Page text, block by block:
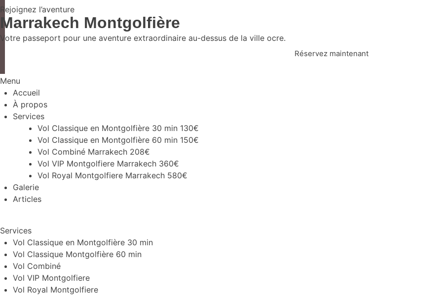
Rejoignez l’aventure
Marrakech Montgolfière
Votre passeport pour une aventure extraordinaire au-dessus de la ville ocre.
Réservez maintenant
Menu
Accueil
À propos
Services
Vol Classique en Montgolfière 30 min 130€
Vol Classique en Montgolfière 60 min 150€
Vol Combiné Marrakech 208€
Vol VIP Montgolfiere Marrakech 360€
Vol Royal Montgolfiere Marrakech 580€
Galerie
Articles
Services
Vol Classique en Montgolfière 30 min
Vol Classique Montgolfière 60 min
Vol Combiné
Vol VIP Montgolfiere
Vol Royal Montgolfiere